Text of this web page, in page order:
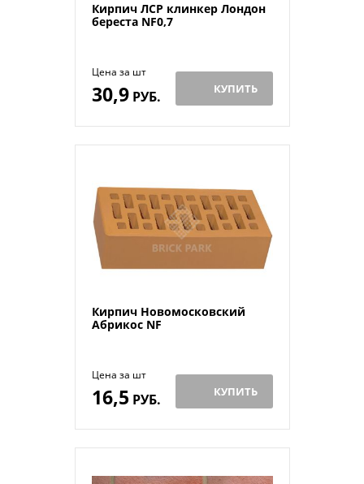
Кирпич ЛСР клинкер Лондон
береста NF0,7
Цена за шт
30,9РУБ. КУПИТЬ
Кирпич Новомосковский
Абрикос NF
Цена за шт
16,5 РУБ. КУПИТЬ